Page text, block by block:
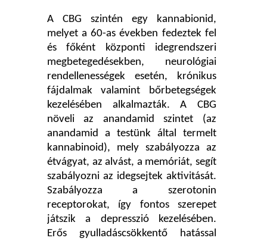
A CBG szintén egy kannabionid,
melyet a 60-as években fedeztek fel
és főként központi idegrendszeri
megbetegedésekben, neurológiai
rendellenességek esetén, krónikus
fájdalmak valamint bőrbetegségek
kezelésében alkalmazták. A CBG
növeli az anandamid szintet (az
anandamid a testünk által termelt
kannabinoid), mely szabályozza az
étvágyat, az alvást, a memóriát, segít
szabályozni az idegsejtek aktivitását.
Szabályozza a szerotonin
receptorokat, így fontos szerepet
játszik a depresszió kezelésében.
Erős gyulladáscsökkentő hatással